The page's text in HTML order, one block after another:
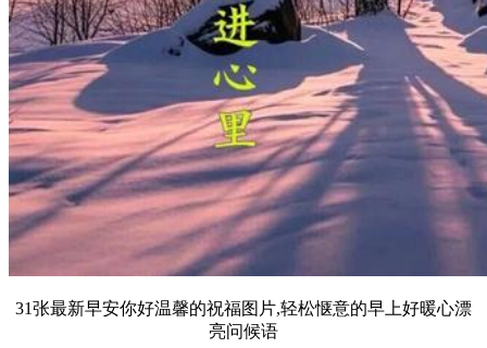
31张最新早安你好温馨的祝福图片,轻松惬意的早上好暖心漂
亮问候语